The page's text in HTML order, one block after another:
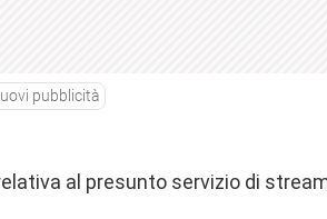
pubblicità
al presunto servizio di